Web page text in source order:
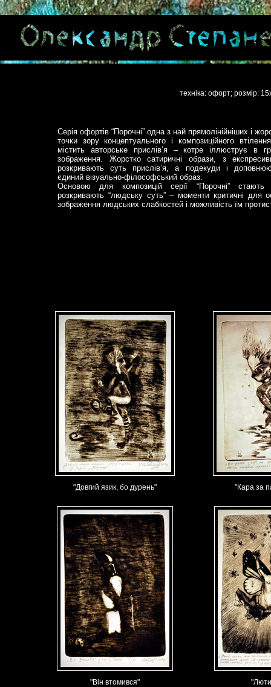
техніка: офорт; розмір:
Серія офортів “Порочні” одна з най прямолінійніших і
точки зору концептуального і композиційного
містить авторське прислів’я – котре іллюструє в
зображення. Жорстко сатиричні образи, з
розкривають суть прислів’я, а подекуди і
єдиний візуально-філософський образ.
Основою для композицій серії “Порочні” стають
розкривають “людську суть” – моменти критичні для
зображення людських слабкостей і можливість їм
"Довгий язик, бо дурень" "Кара за
"Він втомився"